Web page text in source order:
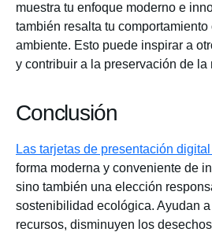
muestra tu enfoque moderno e
también resalta tu
ambiente. Esto puede inspirar a
y contribuir a la preservación de la
Conclusión
Las tarjetas de presentación
forma moderna y conveniente de
sino también una elección
sostenibilidad ecológica. Ayudan
recursos, disminuyen los